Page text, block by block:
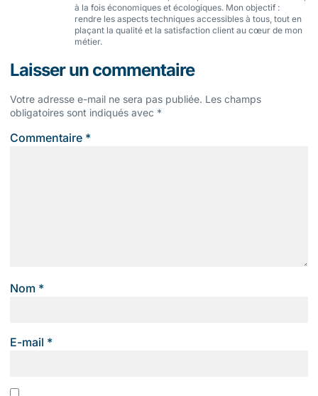
à la fois économiques et écologiques. Mon objectif :
rendre les aspects techniques accessibles à tous, tout en
plaçant la qualité et la satisfaction client au cœur de mon
métier.
Laisser un commentaire
Votre adresse e-mail ne sera pas publiée. Les champs
obligatoires sont indiqués avec *
Commentaire *
Nom *
E-mail *